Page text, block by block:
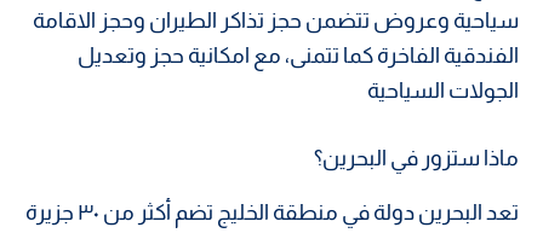
سياحية وعروض تتضمن حجز تذاكر الطيران وحجز الاقامة
الفندقية الفاخرة كما تتمنى، مع امكانية حجز وتعديل
الجولات السياحية
ماذا ستزور في البحرين؟
تعد البحرين دولة في منطقة الخليج تضم أكثر من ٣٠ جزيرة